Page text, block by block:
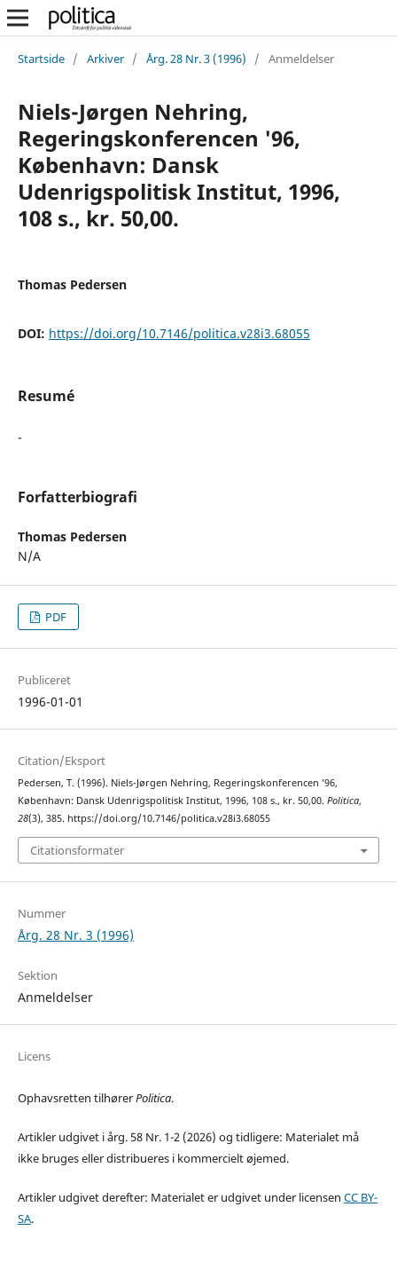
Startside / Arkiver / Årg. 28 Nr. 3 (1996) / Anmeldelser
Niels-Jørgen Nehring,
Regeringskonferencen '96,
København: Dansk
Udenrigspolitisk Institut, 1996,
108 s., kr. 50,00.
Thomas Pedersen
DOI: https://doi.org/10.7146/politica.v28i3.68055
Resumé
-
Forfatterbiografi
Thomas Pedersen
N/A
PDF
Publiceret
1996-01-01
Citation/Eksport
Pedersen, T. (1996). Niels-Jørgen Nehring, Regeringskonferencen ’96,
København: Dansk Udenrigspolitisk Institut, 1996, 108 s., kr. 50,00. Politica,
28(3), 385. https://doi.org/10.7146/politica.v28i3.68055
Citationsformater
Nummer
Årg. 28 Nr. 3 (1996)
Sektion
Anmeldelser
Licens
Ophavsretten tilhørerPolitica.
Artikler udgivet i årg. 58 Nr. 1-2 (2026) og tidligere: Materialet må
ikke bruges eller distribueres i kommercielt øjemed.
Artikler udgivet derefter: Materialet er udgivet under licensen CC BY-
SA.